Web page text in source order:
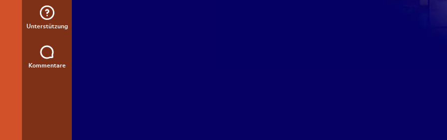
Unterstützung
Kommentare